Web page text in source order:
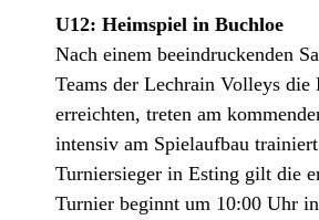
U12: Heimspiel in Buchloe
Nach einem beeindruckenden
Teams der Lechrain Volleys die
erreichten, treten am
intensiv am Spielaufbau
Turniersieger in Esting gilt die
Turnier beginnt um 10:00 Uhr